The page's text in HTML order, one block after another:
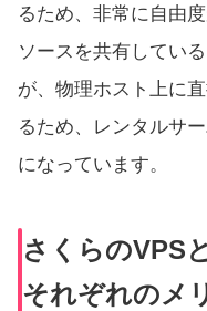
るため、非常に自由
ソースを共有してい
が、物理ホスト上に
るため、レンタルサ
になっています。
さくらのVPS
それぞれのメ